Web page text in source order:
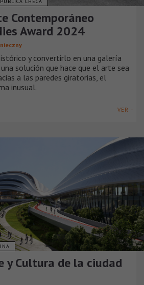
CHECA
Contemporáneo
Award 2024
y convertirlo en una galería
solución que hace que el arte sea
a las paredes giratorias, el
inusual.
VER +
y Cultura de la ciudad